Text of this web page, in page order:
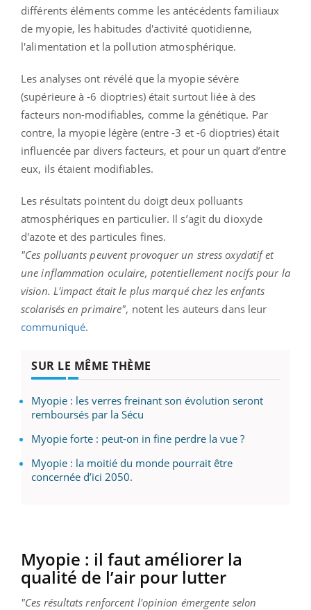
différents éléments comme ​​les antécédents familiaux
de myopie, les habitudes d'activité quotidienne,
l'alimentation et la pollution atmosphérique.
Les analyses ont révélé que la myopie sévère
(supérieure à -6 dioptries) était surtout liée à des
facteurs non-modifiables, comme la génétique. Par
contre, la myopie légère (entre -3 et -6 dioptries) était
influencée par divers facteurs, et pour un quart d’entre
eux, ils étaient modifiables.
Les résultats pointent du doigt deux polluants
atmosphériques en particulier. Il s’agit du dioxyde
d'azote et des particules fines.
"Ces polluants peuvent provoquer un stress oxydatif et
une inflammation oculaire, potentiellement nocifs pour la
vision. L'impact était le plus marqué chez les enfants
scolarisés en primaire", notent les auteurs dans leur
communiqué.
SUR LE MÊME THÈME
Myopie : les verres freinant son évolution seront
remboursés par la Sécu
Myopie forte : peut-on in fine perdre la vue ?
Myopie : la moitié du monde pourrait être
concernée d’ici 2050.
Myopie : il faut améliorer la
qualité de l’air pour lutter
"Ces résultats renforcent l'opinion émergente selon